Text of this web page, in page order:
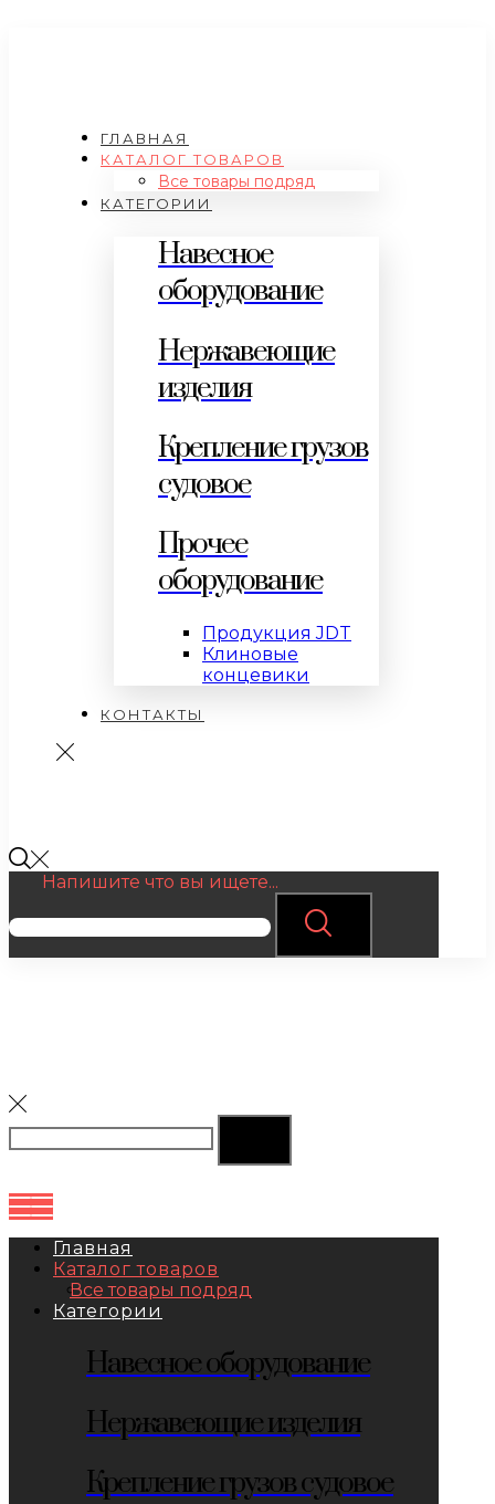
ГЛАВНАЯ
КАТАЛОГ ТОВАРОВ
Все товары подряд
КАТЕГОРИИ
Навесное
оборудование
Нержавеющие
изделия
Крепление грузов
судовое
Прочее
оборудование
Продукция JDT
Клиновые
концевики
КОНТАКТЫ
Напишите что вы ищете...
Главная
Каталог товаров
Все товары подряд
Категории
Навесное оборудование
Нержавеющие изделия
Крепление грузов судовое